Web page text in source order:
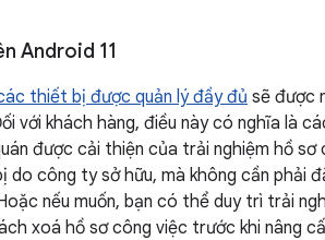
Android 11
thiết bị được quản lý đầy đủ sẽ được
với khách hàng, điều này có nghĩa là
được cải thiện của trải nghiệm hồ
do công ty sở hữu, mà không cần phải
nếu muốn, bạn có thể duy trì trải
xoá hồ sơ công việc trước khi nâng